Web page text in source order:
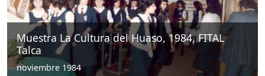
Muestra La Cultura del Huaso, 1984, FITAL
Talca
noviembre 1984